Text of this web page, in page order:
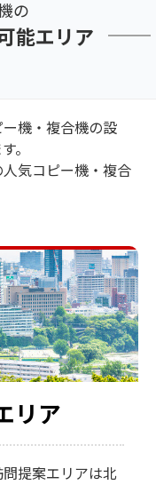
の
能エリア
機・複合機の設
。
気コピー機・複合
リア
提案エリアは北